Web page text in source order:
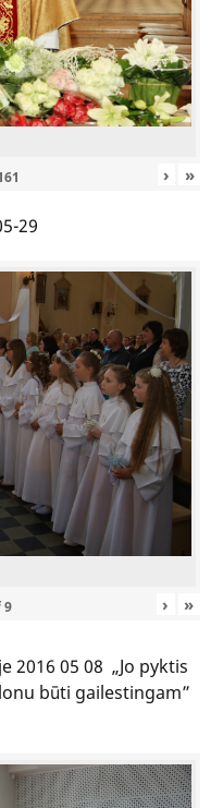
› »
29
9 › »
2016 05 08 „Jo pyktis
būti gailestingam”